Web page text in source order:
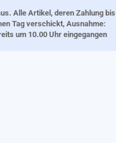
Alle Artikel, deren Zahlung bis
Tag verschickt, Ausnahme:
um 10.00 Uhr eingegangen